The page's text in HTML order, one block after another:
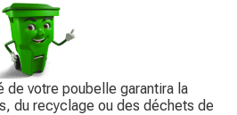
de votre poubelle garantira la
du recyclage ou des déchets de